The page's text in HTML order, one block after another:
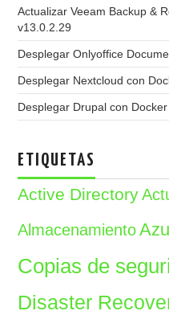
Actualizar Veeam Backup &
v13.0.2.29
Desplegar Onlyoffice
Desplegar Nextcloud con
Desplegar Drupal con Docker
ETIQUETAS
Active Directory
Almacenamiento
Copias de
Disaster